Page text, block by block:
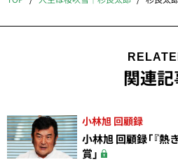
関連
小林旭 回顧録
小林旭 回顧録「『
賞」